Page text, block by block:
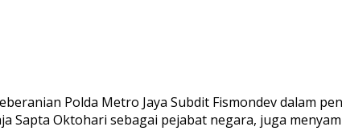
Polda Metro Jaya Subdit Fismondev dalam
Sapta Oktohari sebagai pejabat negara, juga